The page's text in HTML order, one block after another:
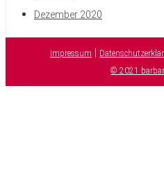
Dezember 2020
Impressum |
© 2021